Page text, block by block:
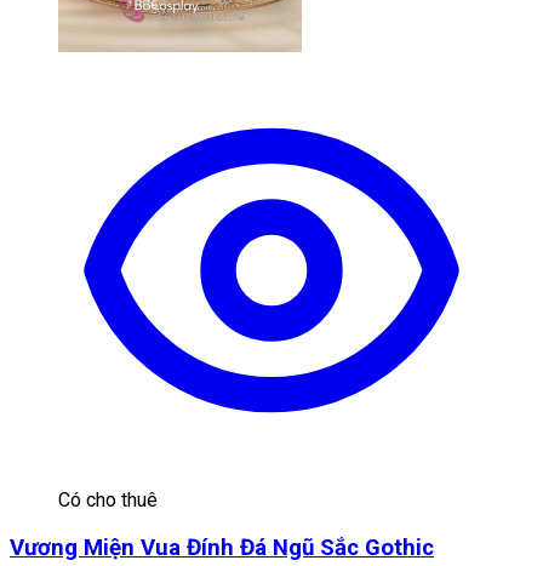
Có cho thuê
Vương Miện Vua Đính Đá Ngũ Sắc Gothic